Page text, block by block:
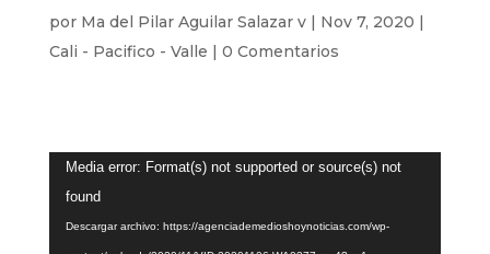
por Ma del Pilar Aguilar Salazar v| Nov 7, 2020 |
Cali - Pacifico - Valle | 0 Comentarios
Reproductor
de
vídeo
Media error: Format(s) not supported or source(s) not
found
Descargar archivo: https://agenciademedioshoynoticias.com/wp-